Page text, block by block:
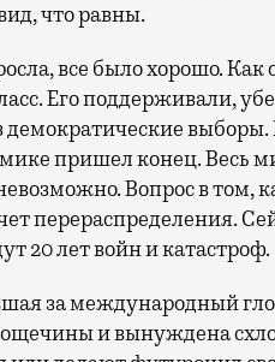
что равны.
все было хорошо. Как
Его поддерживали,
выборы.
пришел конец. Весь
Вопрос в том,
перераспределения.
20 лет войн и катастроф.
за международный
и вынуждена